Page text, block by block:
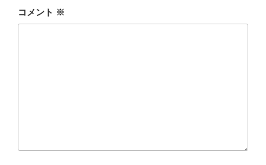
コメント ※